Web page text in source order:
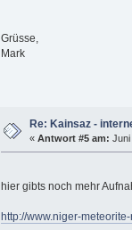
Grüsse,
Mark
Re: Kainsaz -
« Antwort #5 am: Juni
hier gibts noch mehr
http://www.niger-